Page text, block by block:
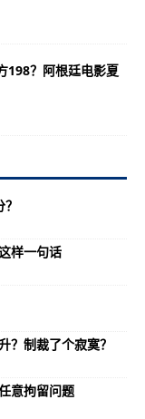
198？阿根廷电影夏
样一句话
？制裁了个寂寞？
意拘留问题